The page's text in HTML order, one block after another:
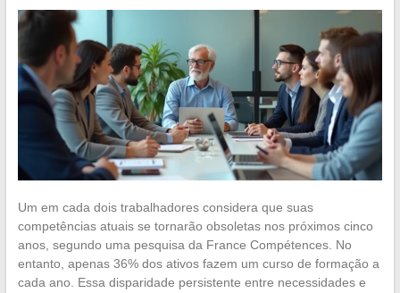
Um em cada dois trabalhadores considera que suas
competências atuais se tornarão obsoletas nos próximos cinco
anos, segundo uma pesquisa da France Compétences. No
entanto, apenas 36% dos ativos fazem um curso de formação a
cada ano. Essa disparidade persistente entre necessidades e